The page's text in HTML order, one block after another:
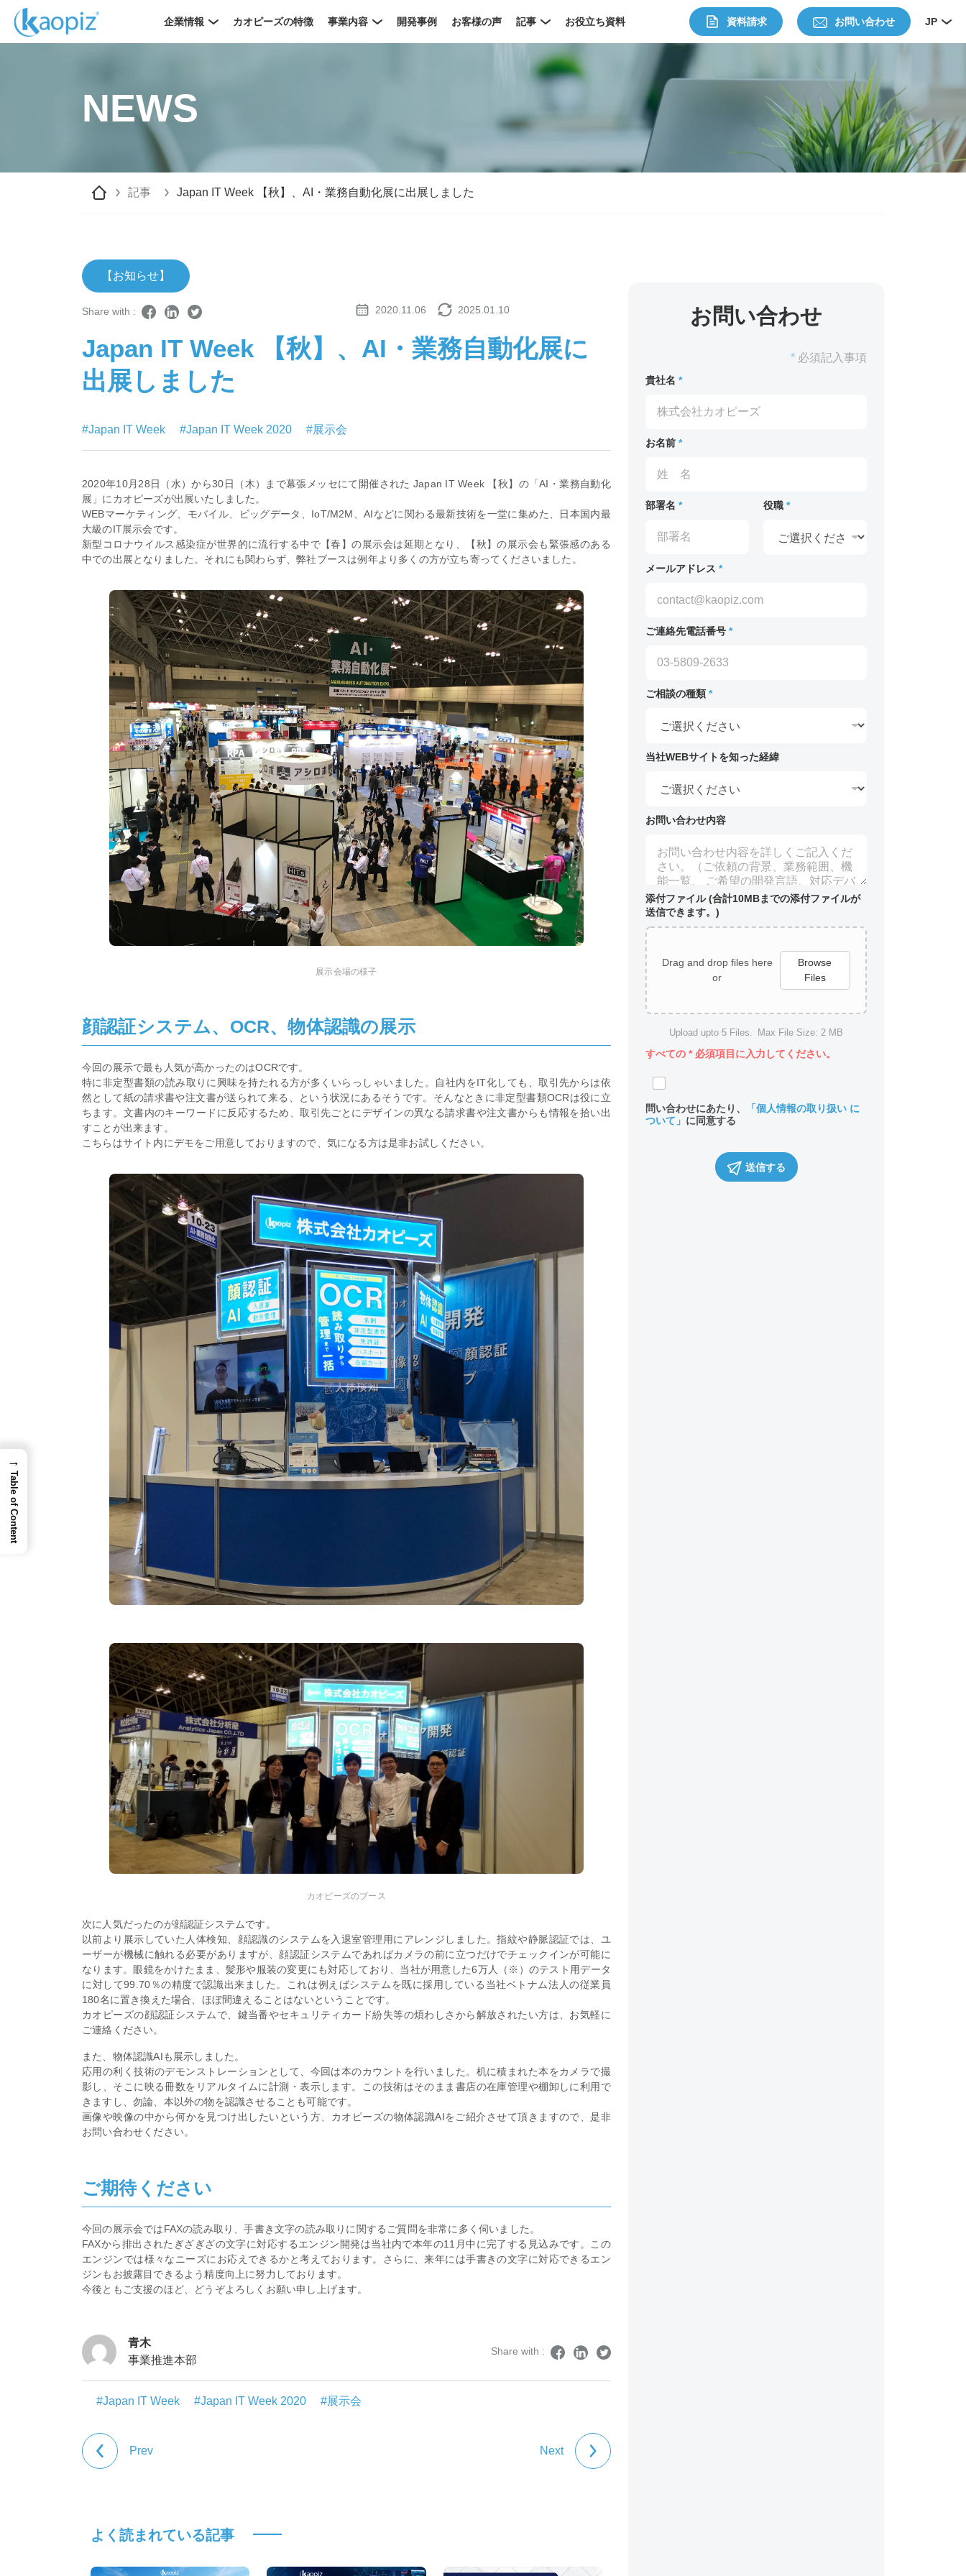
企業情報 カオピーズの特徴 事業内容 開発事例 お客様の声 記事 お役立ち資料 JP
資料請求 お問い合わせ
NEWS
記事 Japan IT Week 【秋】、AI・業務自動化展に出展しました
【お知らせ】
Share with : 2020.11.06 2025.01.10
Japan IT Week 【秋】、AI・業務自動化展に
出展しました
#Japan IT Week #Japan IT Week 2020 #展示会
2020年10月28日（水）から30日（木）まで幕張メッセにて開催された Japan IT Week 【秋】の「AI・業務自動化
展」にカオピーズが出展いたしました。
WEBマーケティング、モバイル、ビッグデータ、IoT/M2M、AIなどに関わる最新技術を一堂に集めた、日本国内最
大級のIT展示会です。
新型コロナウイルス感染症が世界的に流行する中で【春】の展示会は延期となり、【秋】の展示会も緊張感のある
中での出展となりました。それにも関わらず、弊社ブースは例年より多くの方が立ち寄ってくださいました。
展示会場の様子
顔認証システム、OCR、物体認識の展示
今回の展示で最も人気が高かったのはOCRです。
特に非定型書類の読み取りに興味を持たれる方が多くいらっしゃいました。自社内をIT化しても、取引先からは依
然として紙の請求書や注文書が送られて来る、という状況にあるそうです。そんなときに非定型書類OCRは役に立
ちます。文書内のキーワードに反応するため、取引先ごとにデザインの異なる請求書や注文書からも情報を拾い出
すことが出来ます。
こちらはサイト内にデモをご用意しておりますので、気になる方は是非お試しください。
カオピーズのブース
次に人気だったのが顔認証システムです。
以前より展示していた人体検知、顔認識のシステムを入退室管理用にアレンジしました。指紋や静脈認証では、ユ
ーザーが機械に触れる必要がありますが、顔認証システムであればカメラの前に立つだけでチェックインが可能に
なります。眼鏡をかけたまま、髪形や服装の変更にも対応しており、当社が用意した6万人（※）のテスト用データ
に対して99.70％の精度で認識出来ました。これは例えばシステムを既に採用している当社ベトナム法人の従業員
180名に置き換えた場合、ほぼ間違えることはないということです。
カオピーズの顔認証システムで、鍵当番やセキュリティカード紛失等の煩わしさから解放されたい方は、お気軽に
ご連絡ください。
また、物体認識AIも展示しました。
応用の利く技術のデモンストレーションとして、今回は本のカウントを行いました。机に積まれた本をカメラで撮
影し、そこに映る冊数をリアルタイムに計測・表示します。この技術はそのまま書店の在庫管理や棚卸しに利用で
きますし、勿論、本以外の物を認識させることも可能です。
画像や映像の中から何かを見つけ出したいという方、カオピーズの物体認識AIをご紹介させて頂きますので、是非
お問い合わせください。
ご期待ください
今回の展示会ではFAXの読み取り、手書き文字の読み取りに関するご質問を非常に多く伺いました。
FAXから排出されたぎざぎざの文字に対応するエンジン開発は当社内で本年の11月中に完了する見込みです。この
エンジンでは様々なニーズにお応えできるかと考えております。さらに、来年には手書きの文字に対応できるエン
ジンもお披露目できるよう精度向上に努力しております。
今後ともご支援のほど、どうぞよろしくお願い申し上げます。
青木
事業推進本部
Share with :
#Japan IT Week #Japan IT Week 2020 #展示会
Prev Next
よく読まれている記事
お問い合わせ
* 必須記入事項
貴社名 *
お名前 *
部署名 * 役職 *
メールアドレス *
ご連絡先電話番号 *
ご相談の種類 *
当社WEBサイトを知った経緯
お問い合わせ内容
添付ファイル (合計10MBまでの添付ファイルが
送信できます。)
Drag and drop files here
or
Browse
Files
Upload upto 5 Files. Max File Size: 2 MB
すべての *必須項目に入力してください。
問い合わせにあたり、
「個人情報の取り扱い に
ついて」 に同意する
送信する
→
Table of Content